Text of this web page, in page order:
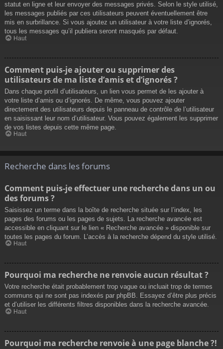
statut en ligne et leur envoyer des messages privés. Selon le style utilisé,
les messages publiés par ces utilisateurs peuvent éventuellement être
mis en surbrillance. Si vous ajoutez un utilisateur à votre liste d’ignorés,
tous les messages qu’il publiera seront masqués par défaut.
Haut
Comment puis-je ajouter ou supprimer des
utilisateurs de ma liste d’amis et d’ignorés ?
Dans chaque profil d’utilisateurs, un lien vous permet de les ajouter à
votre liste d’amis ou d’ignorés. De même, vous pouvez ajouter
directement des utilisateurs depuis le panneau de contrôle de l’utilisateur
en saisissant leur nom d’utilisateur. Vous pouvez également les supprimer
de vos listes depuis cette même page.
Haut
Recherche dans les forums
Comment puis-je effectuer une recherche dans un ou
des forums ?
Saisissez un terme dans la boîte de recherche située sur l’index, les
pages des forums ou les pages de sujets. La recherche avancée est
accessible en cliquant sur le lien « Recherche avancée » disponible sur
toutes les pages du forum. L’accès à la recherche dépend du style utilisé.
Haut
Pourquoi ma recherche ne renvoie aucun résultat ?
Votre recherche était probablement trop vague ou incluait trop de termes
communs qui ne sont pas indexés par phpBB. Essayez d’être plus précis
et d’utiliser les différents filtres disponibles dans la recherche avancée.
Haut
Pourquoi ma recherche renvoie à une page blanche ?!